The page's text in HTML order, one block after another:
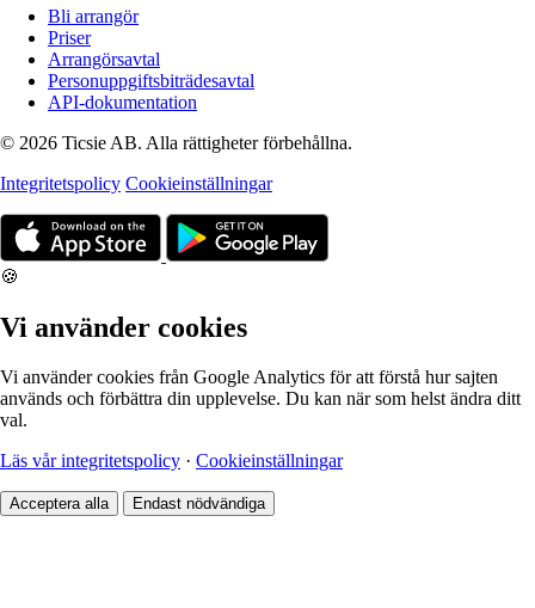
Bli arrangör
Priser
Arrangörsavtal
Personuppgiftsbiträdesavtal
API-dokumentation
© 2026 Ticsie AB. Alla rättigheter förbehållna.
Integritetspolicy Cookieinställningar
🍪
Vi använder cookies
Vi använder cookies från Google Analytics för att förstå hur sajten
används och förbättra din upplevelse. Du kan när som helst ändra ditt
val.
Läs vår integritetspolicy · Cookieinställningar
Acceptera alla Endast nödvändiga